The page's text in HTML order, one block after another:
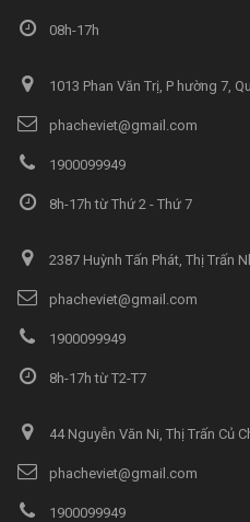
08h-17h
1013 Phan Văn Trị, P hường 7,
phacheviet@gmail.com
1900099949
8h-17h từ Thứ 2 - Thứ 7
2387 Huỳnh Tấn Phát, Thị Trấn
phacheviet@gmail.com
1900099949
8h-17h từ T2-T7
44 Nguyễn Văn Ni, Thị Trấn Củ
phacheviet@gmail.com
1900099949